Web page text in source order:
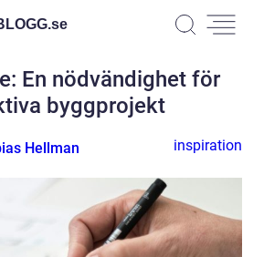
se
En nödvändighet för
byggprojekt
Hellman inspiration